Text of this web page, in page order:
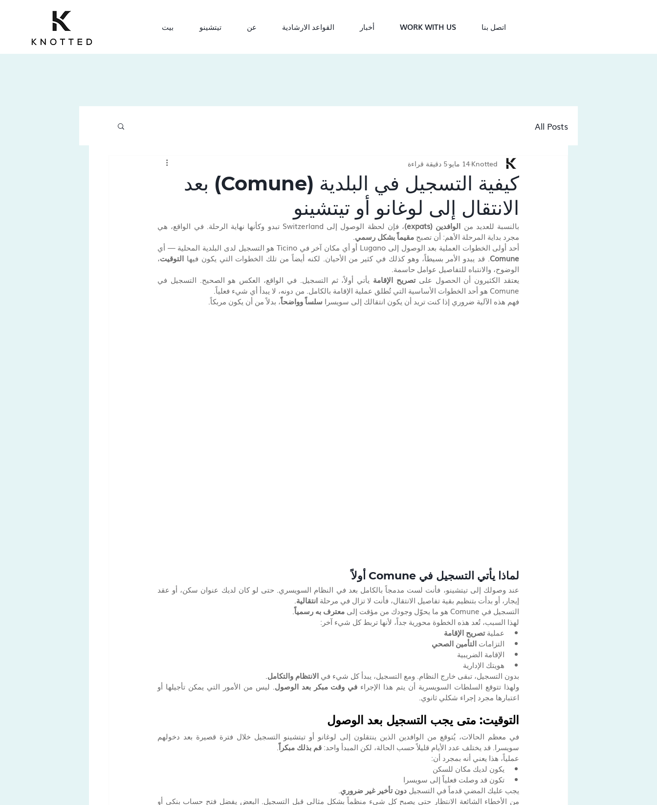
بيت تيتشينو عن القواعد الارشادية أخبار WORK WITH US اتصل بنا
All Posts
كيفية التسجيل في البلدية (Comune) بعد
الانتقال إلى لوغانو أو تيتشينو
Knotted 14 مايو 5 دقيقة قراءة
بالنسبة للعديد من الوافدين (expats)
مجرد بداية المرحلة الأهم: أن تصبح مقيماً بشكل رسمي
أحد أولى الخطوات العملية بعد الوصول إلى Lugano أو أي مكان آخر في Ticino هو التسجيل لدى البلدية المحلية — أي
Comune . قد يبدو الأمر بسيطاً، وهو كذلك في كثير من الأحيان. لكنه أيضاً من تلك الخطوات التي يكون فيها التوقيت
الوضوح، والانتباه للتفاصيل عوامل حاسمة.
يعتقد الكثيرون أن الحصول على تصريح الإقامة
Comune هو أحد الخطوات الأساسية التي تُطلق عملية الإقامة بالكامل. من دونه، لا يبدأ أي شيء فعلياً.
فهم هذه الآلية ضروري إذا كنت تريد أن يكون انتقالك إلى سويسرا سلساً وواضحاً، بدلاً من أن يكون مربكاً.
لماذا يأتي التسجيل في Comune أولاً
إيجار، أو بدأت بتنظيم بقية تفاصيل الانتقال، فأنت لا تزال في مرحلة انتقالية
التسجيل في Comune هو ما يحوّل وجودك من مؤقت إلى
معترف به رسمياً.
لهذا السبب، تُعد هذه الخطوة محورية جداً، لأنها تربط كل شيء آخر:
عملية تصريح الإقامة
التزامات التأمين الصحي
الإقامة الضريبية
هويتك الإدارية
بدون التسجيل، تبقى خارج النظام. ومع التسجيل، يبدأ كل شيء في الانتظام والتكامل
ولهذا تتوقع السلطات السويسرية أن يتم هذا الإجراء في وقت مبكر بعد الوصول
اعتبارها مجرد إجراء شكلي ثانوي.
التوقيت: متى يجب التسجيل بعد الوصول
سويسرا. قد يختلف عدد الأيام قليلاً حسب الحالة، لكن المبدأ واحد: قم بذلك مبكراً.
عملياً، هذا يعني أنه بمجرد أن:
يكون لديك مكان للسكن
تكون قد وصلت فعلياً إلى سويسرا
يجب عليك المضي قدماً في التسجيل دون تأخير غير ضروري